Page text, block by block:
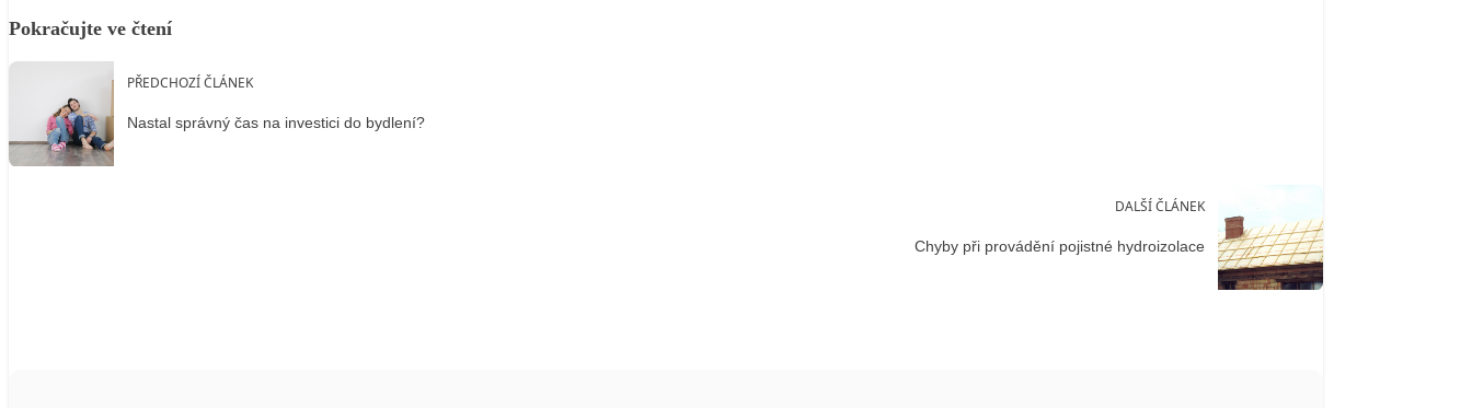
Pokračujte ve čtení
PŘEDCHOZÍ ČLÁNEK
Nastal správný čas na investici do bydlení?
DALŠÍ ČLÁNEK
Chyby při provádění pojistné hydroizolace